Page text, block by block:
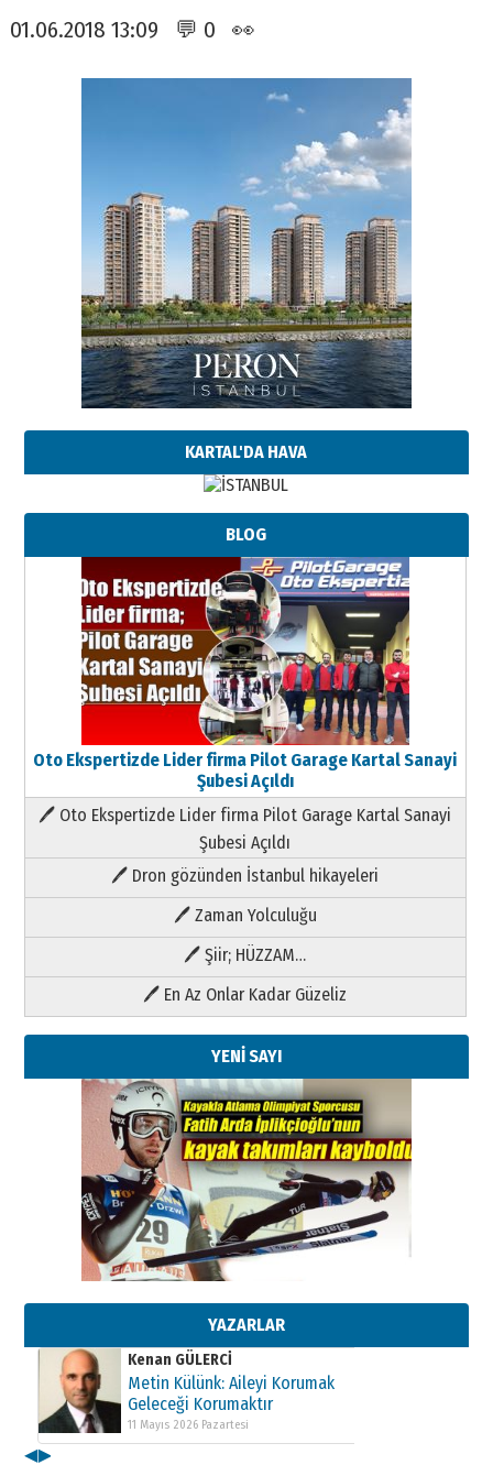
01.06.2018 13:09 💬 0 👀
KARTAL'DA HAVA
BLOG
Oto Ekspertizde Lider firma Pilot Garage Kartal Sanayi
Şubesi Açıldı
🖊 Oto Ekspertizde Lider firma Pilot Garage Kartal Sanayi
Şubesi Açıldı
🖊 Dron gözünden İstanbul hikayeleri
🖊 Zaman Yolculuğu
🖊 Şiir; HÜZZAM…
🖊 En Az Onlar Kadar Güzeliz
YENİ SAYI
YAZARLAR
Kenan GÜLERCİ
Metin Külünk: Aileyi Korumak
11 Mayıs 2026 Pazartesi
Kenan GÜLERCİ
Metin Külünk: Aileyi Korumak
Geleceği Korumaktır
11 Mayıs 2026 Pazartesi
◀▶